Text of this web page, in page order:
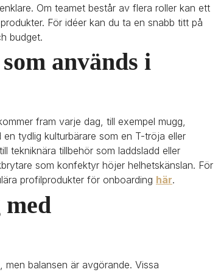
Om teamet består av flera roller kan ett
För idéer kan du ta en snabb titt på
budget.
används i
fram varje dag, till exempel mugg,
tydlig kulturbärare som en T-tröja eller
tekniknära tillbehör som laddsladd eller
som konfektyr höjer helhetskänslan. För
profilprodukter för onboarding här.
balansen är avgörande. Vissa